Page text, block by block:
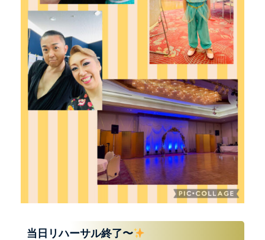
当日リハーサル終了〜